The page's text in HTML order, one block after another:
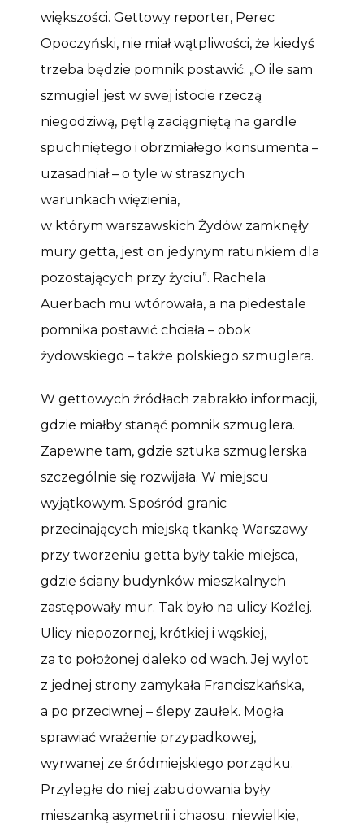
większości. Gettowy reporter, Perec
Opoczyński, nie miał wątpliwości, że kiedyś
trzeba będzie pomnik postawić. „O ile sam
szmugiel jest w swej istocie rzeczą
niegodziwą, pętlą zaciągniętą na gardle
spuchniętego i obrzmiałego konsumenta –
uzasadniał – o tyle w strasznych
warunkach więzienia,
w którym warszawskich Żydów zamknęły
mury getta, jest on jedynym ratunkiem dla
pozostających przy życiu”. Rachela
Auerbach mu wtórowała, a na piedestale
pomnika postawić chciała – obok
żydowskiego – także polskiego szmuglera.
W gettowych źródłach zabrakło informacji,
gdzie miałby stanąć pomnik szmuglera.
Zapewne tam, gdzie sztuka szmuglerska
szczególnie się rozwijała. W miejscu
wyjątkowym. Spośród granic
przecinających miejską tkankę Warszawy
przy tworzeniu getta były takie miejsca,
gdzie ściany budynków mieszkalnych
zastępowały mur. Tak było na ulicy Koźlej.
Ulicy niepozornej, krótkiej i wąskiej,
za to położonej daleko od wach. Jej wylot
z jednej strony zamykała Franciszkańska,
a po przeciwnej – ślepy zaułek. Mogła
sprawiać wrażenie przypadkowej,
wyrwanej ze śródmiejskiego porządku.
Przyległe do niej zabudowania były
mieszanką asymetrii i chaosu: niewielkie,